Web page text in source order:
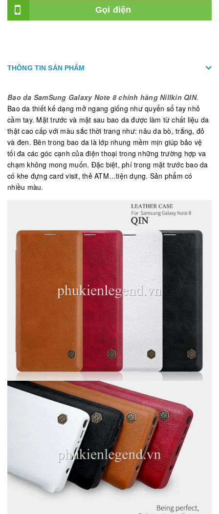
Gọi điện
THÔNG TIN SẢN PHẨM
Bao da SamSung Galaxy Note 8 chính hãng Nillkin QIN.
Bao da thiết kế dạng mở ngang giống như quyển sổ tay nhỏ
cầm tay. Mặt trước và mặt sau bao da được làm từ chất liệu da
thật cao cấp với màu sắc thời trang như: nâu da bò, trắng, đỏ
và đen. Bên trong bao da là lớp nhung mềm mịn giúp bảo vệ
tối đa các góc cạnh của điện thoại trong những trường hợp va
chạm không mong muốn. Đặc biệt, phí trong mặt trước bao da
có khe đựng card visit, thẻ ATM…tiện dụng. Sản phẩm có
nhiều màu.